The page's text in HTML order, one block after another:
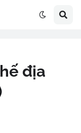
địa